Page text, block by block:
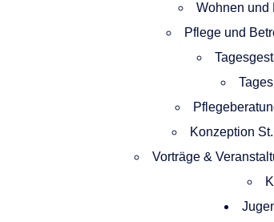
Wohnen und
Pflege und
Konzeption
Vorträge &